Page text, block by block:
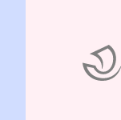
Ville
de
Paris